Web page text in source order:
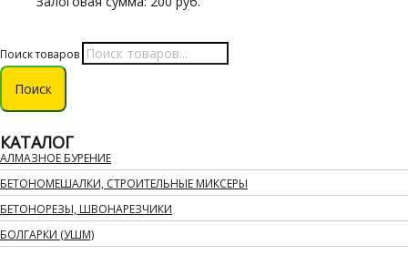
Поиск товаров
Поиск
КАТАЛОГ
АЛМАЗНОЕ БУРЕНИЕ
БЕТОНОМЕШАЛКИ, СТРОИТЕЛЬНЫЕ МИКСЕРЫ
БЕТОНОРЕЗЫ, ШВОНАРЕЗЧИКИ
БОЛГАРКИ (УШМ)